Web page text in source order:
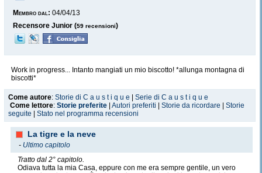
Membro dal: 04/04/13
Recensore Junior (59 recensioni)
Work in progress... Intanto mangiati un mio biscotto! *allunga montagna di
biscotti*
Come autore: Storie di C a u s t i q u e
Serie di C a u s t i q u e
Come lettore: Storie preferite Autori preferiti Storie da ricordare
Storie
seguite
Stato nel programma recensioni
La tigre e la neve
- Ultimo capitolo
Tratto dal 2° capitolo.
Odiava tutta la mia Casa, eppure con me era sempre gentile, un vero